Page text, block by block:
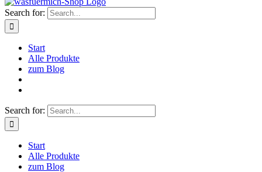
Search for:
Start
Alle Produkte
zum Blog
Search for:
Start
Alle Produkte
zum Blog